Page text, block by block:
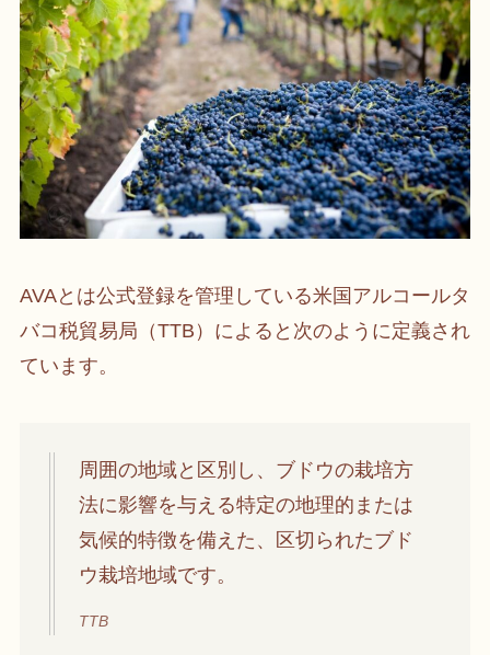
AVAとは公式登録を管理している米国アルコールタ
バコ税貿易局（TTB）によると次のように定義され
ています。
周囲の地域と区別し、ブドウの栽培方
法に影響を与える特定の地理的または
気候的特徴を備えた、区切られたブド
ウ栽培地域です。
TTB